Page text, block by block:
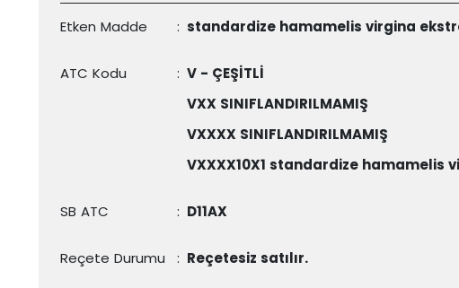
Etken Madde : standardize hamamelis virgina
ATC Kodu : V - ÇEŞİTLİ
VXX SINIFLANDIRILMAMIŞ
VXXXX SINIFLANDIRILMAMIŞ
VXXXX10X1 standardize hamamelis
SB ATC : D11AX
Reçete Durumu : Reçetesiz satılır.